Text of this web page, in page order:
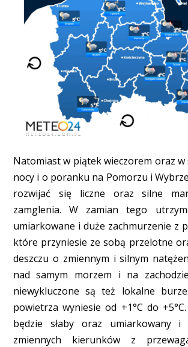
Natomiast w piątek wieczorem oraz
nocy i o poranku na Pomorzu i
rozwijać się liczne oraz silne
zamglenia. W zamian tego
umiarkowane i duże zachmurzenie z
które przyniesie ze sobą przelotne
deszczu o zmiennym i silnym
nad samym morzem i na
niewykluczone są też lokalne
powietrza wyniesie od +1°C do
będzie słaby oraz umiarkowany
zmiennych kierunków z